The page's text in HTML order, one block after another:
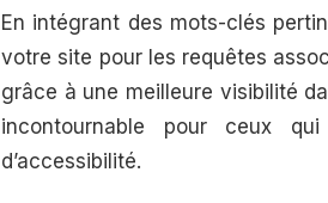
En intégrant des mots-clés
votre site pour les requêtes
grâce à une meilleure visibilité
incontournable pour ceux
d’accessibilité.